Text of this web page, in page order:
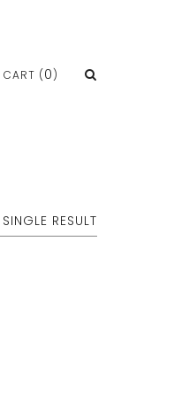
CART (0)
RESULT